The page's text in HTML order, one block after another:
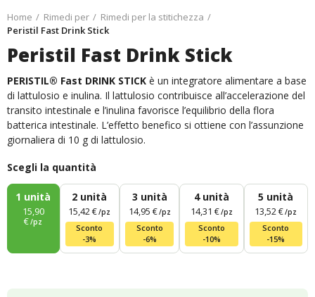
Home Rimedi per
Rimedi per la stitichezza
Peristil Fast Drink Stick
Peristil Fast Drink Stick
PERISTIL® Fast DRINK STICK è un integratore alimentare a base
di lattulosio e inulina. Il lattulosio contribuisce all’accelerazione del
transito intestinale e l’inulina favorisce l’equilibrio della flora
batterica intestinale. L’effetto benefico si ottiene con l’assunzione
giornaliera di 10 g di lattulosio.
Scegli la quantità
1 unità
15,90
€/pz
2 unità
15,42 €/pz
Sconto
-3%
3 unità
14,95 €/pz
Sconto
-6%
4 unità
14,31 €/pz
Sconto
-10%
5 unità
13,52 €/pz
Sconto
-15%